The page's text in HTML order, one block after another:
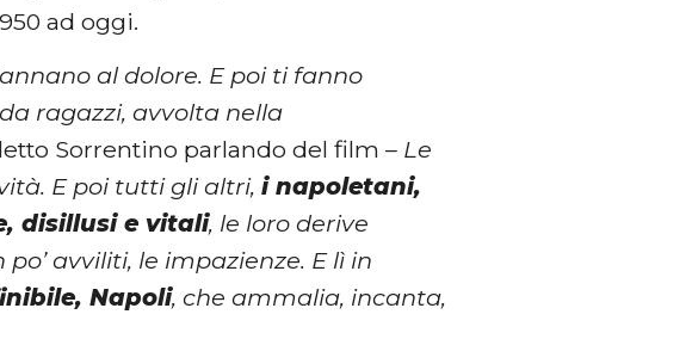
ad oggi.
al dolore. E poi ti fanno
ragazzi, avvolta nella
Sorrentino parlando del film – Le
E poi tutti gli altri,i napoletani,
disillusi e vitali, le loro derive
avviliti, le impazienze. E lì in
Napoli, che ammalia, incanta,